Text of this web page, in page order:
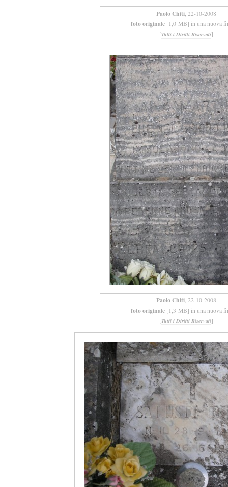
Paolo Chiti, 22-10-2008
foto originale [1,0 MB] in una nuova
[Tutti i Diritti Riservati]
Paolo Chiti, 22-10-2008
foto originale [1,3 MB] in una nuova
[Tutti i Diritti Riservati]